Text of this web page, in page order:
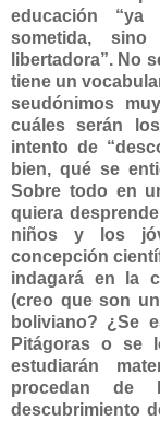
educación
sometida, sino
libertadora”. No
tiene un
seudónimos
cuáles serán
intento de
bien, qué se
Sobre todo en
quiera
niños y los
concepción
indagará en la
(creo que son
boliviano? ¿Se
Pitágoras o se
estudiarán
procedan de
descubrimiento